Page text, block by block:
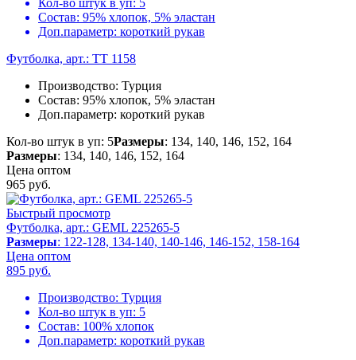
Кол-во штук в уп: 5
Состав: 95% хлопок, 5% эластан
Доп.параметр: короткий рукав
Футболка, арт.: TT 1158
Производство: Турция
Состав: 95% хлопок, 5% эластан
Доп.параметр: короткий рукав
Кол-во штук в уп: 5Размеры: 134, 140, 146, 152, 164
Размеры: 134, 140, 146, 152, 164
Цена оптом
965 руб.
Быстрый просмотр
Футболка, арт.: GEML 225265-5
Размеры: 122-128, 134-140, 140-146, 146-152, 158-164
Цена оптом
895 руб.
Производство: Турция
Кол-во штук в уп: 5
Состав: 100% хлопок
Доп.параметр: короткий рукав